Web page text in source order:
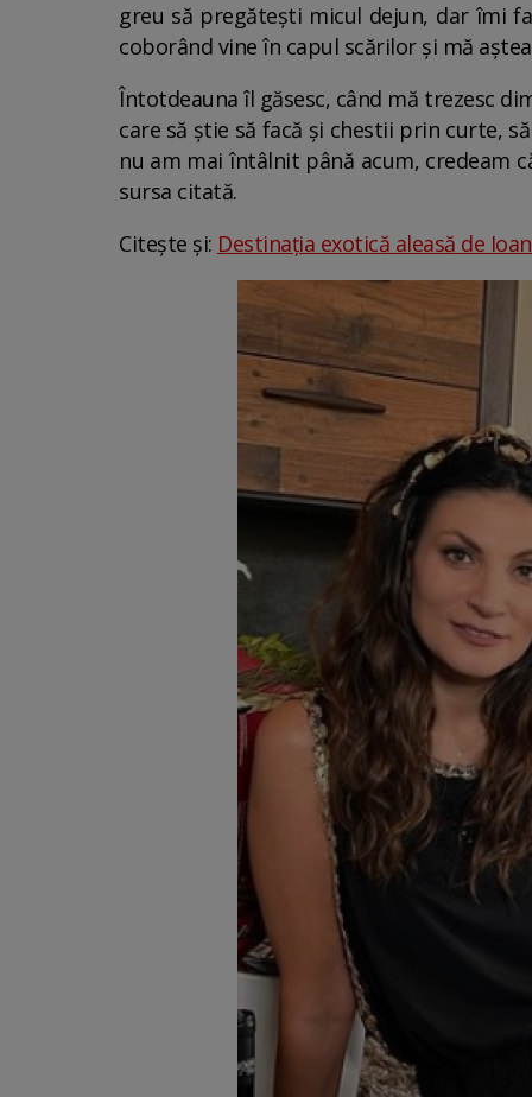
greu să pregătești micul dejun, dar îmi
coborând vine în capul scărilor și mă
Întotdeauna îl găsesc, când mă trezesc
care să știe să facă și chestii prin curte,
nu am mai întâlnit până acum, credeam
sursa citată.
Citește și: Destinația exotică aleasă de